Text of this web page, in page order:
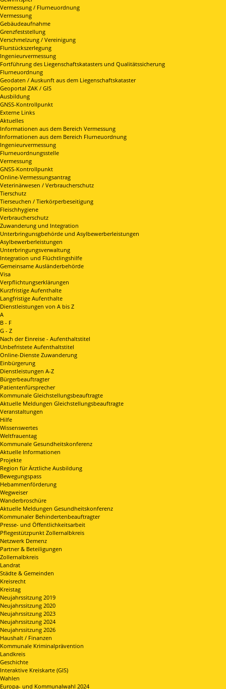
Vermessung / Flurneuordnung
Vermessung
Gebäudeaufnahme
Grenzfeststellung
Verschmelzung / Vereinigung
Flurstückszerlegung
Ingenieurvermessung
Fortführung des Liegenschaftskatasters und Qualitätssicherung
Flurneuordnung
Geodaten / Auskunft aus dem Liegenschaftskataster
Geoportal ZAK / GIS
Ausbildung
GNSS-Kontrollpunkt
Externe Links
Aktuelles
Informationen aus dem Bereich Vermessung
Informationen aus dem Bereich Flurneuordnung
Ingenieurvermessung
Flurneuordnungsstelle
Vermessung
GNSS-Kontrollpunkt
Online-Vermessungsantrag
Veterinärwesen / Verbraucherschutz
Tierschutz
Tierseuchen / Tierkörperbeseitigung
Fleischhygiene
Verbraucherschutz
Zuwanderung und Integration
Unterbringunsgbehörde und Asylbewerberleistungen
Asylbewerberleistungen
Unterbringungsverwaltung
Integration und Flüchtlingshilfe
Gemeinsame Ausländerbehörde
Visa
Verpflichtungserklärungen
Kurzfristige Aufenthalte
Langfristige Aufenthalte
Dienstleistungen von A bis Z
A
B - F
G - Z
Nach der Einreise - Aufenthaltstitel
Unbefristete Aufenthaltstitel
Online-Dienste Zuwanderung
Einbürgerung
Dienstleistungen A-Z
Bürgerbeauftragter
Patientenfürsprecher
Kommunale Gleichstellungsbeauftragte
Aktuelle Meldungen Gleichstellungsbeauftragte
Veranstaltungen
Hilfe
Wissenswertes
Weltfrauentag
Kommunale Gesundheitskonferenz
Aktuelle Informationen
Projekte
Region für Ärztliche Ausbildung
Bewegungspass
Hebammenförderung
Wegweiser
Wanderbroschüre
Aktuelle Meldungen Gesundheitskonferenz
Kommunaler Behindertenbeauftragter
Presse- und Öffentlichkeitsarbeit
Pflegestützpunkt Zollernalbkreis
Netzwerk Demenz
Partner & Beteiligungen
Zollernalbkreis
Landrat
Städte & Gemeinden
Kreisrecht
Kreistag
Neujahrssitzung 2019
Neujahrssitzung 2020
Neujahrssitzung 2023
Neujahrssitzung 2024
Neujahrssitzung 2026
Haushalt / Finanzen
Kommunale Kriminalprävention
Landkreis
Geschichte
Interaktive Kreiskarte (GIS)
Wahlen
Europa- und Kommunalwahl 2024